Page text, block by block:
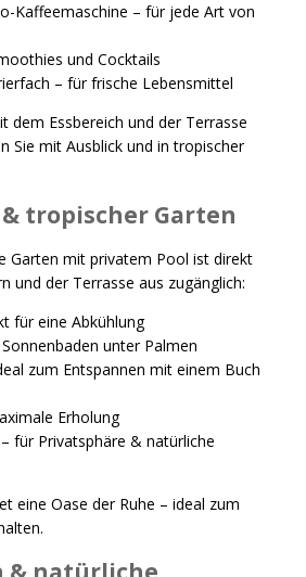
Kaffeemaschine – für jede Art von
und Cocktails
– für frische Lebensmittel
dem Essbereich und der Terrasse
Sie mit Ausblick und in tropischer
tropischer Garten
Garten mit privatem Pool ist direkt
und der Terrasse aus zugänglich:
für eine Abkühlung
unter Palmen
zum Entspannen mit einem Buch
Erholung
für Privatsphäre & natürliche
eine Oase der Ruhe – ideal zum